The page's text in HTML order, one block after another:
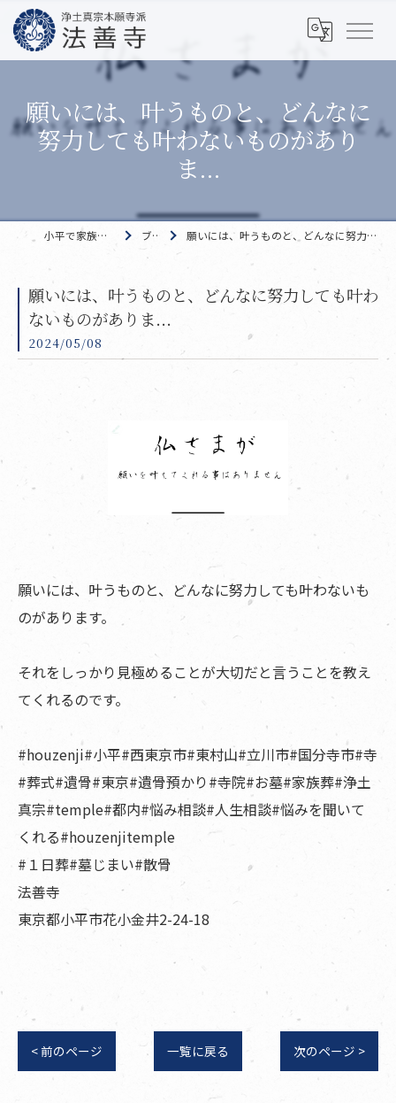
願いには、叶うものと、どんなに
努力しても叶わないものがあり
ま...
小平で家族葬なら 法善寺 ブログ 願いには、叶うものと、どんなに努力しても叶わないものがありま...
願いには、叶うものと、どんなに努力しても叶わ
ないものがありま...
2024/05/08
願いには、叶うものと、どんなに努力しても叶わないも
のがあります。
それをしっかり見極めることが大切だと言うことを教え
てくれるのです。
#houzenji#小平#西東京市#東村山#立川市#国分寺市#寺
#葬式#遺骨#東京#遺骨預かり#寺院#お墓#家族葬#浄土
真宗#temple#都内#悩み相談#人生相談#悩みを聞いて
くれる#houzenjitemple
#１日葬#墓じまい#散骨
法善寺
東京都小平市花小金井2-24-18
< 前のページ 一覧に戻る 次のページ >